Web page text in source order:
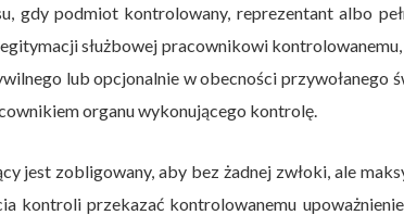
gdy podmiot kontrolowany, reprezentant albo
służbowej pracownikowi
lub opcjonalnie w obecności przywołanego
organu wykonującego kontrolę.
jest zobligowany, aby bez żadnej zwłoki, ale
kontroli przekazać kontrolowanemu